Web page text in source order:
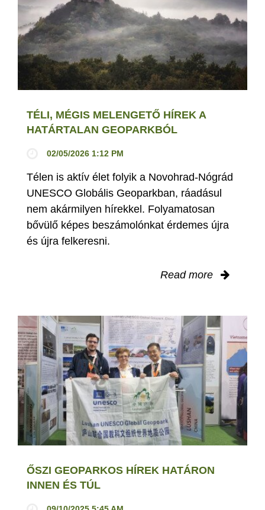
TÉLI, MÉGIS MELENGETŐ HÍREK A
HATÁRTALAN GEOPARKBÓL
02/05/2026 1:12 PM
Télen is aktív élet folyik a Novohrad-Nógrád
UNESCO Globális Geoparkban, ráadásul
nem akármilyen hírekkel. Folyamatosan
bővülő képes beszámolónkat érdemes újra
és újra felkeresni.
Read more
ŐSZI GEOPARKOS HÍREK HATÁRON
INNEN ÉS TÚL